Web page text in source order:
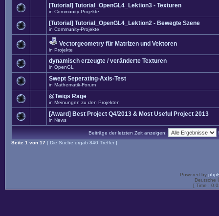
[Tutorial] Tutorial_OpenGL4_Lektion3 - Texturen
in Community-Projekte
[Tutorial] Tutorial_OpenGL4_Lektion2 - Bewegte Szene
in Community-Projekte
Vectorgeometry für Matrizen und Vektoren
in Projekte
dynamisch erzeugte / veränderte Texturen
in OpenGL
Swept Seperating-Axis-Test
in Mathematik-Forum
@Twigs Rage
in Meinungen zu den Projekten
[Award] Best Project Q4/2013 & Most Useful Project 2013
in News
Beiträge der letzten Zeit anzeigen:
Seite 1 von 17 [ Die Suche ergab 840 Treffer ]
Powered by
Deutsche
[ Time :